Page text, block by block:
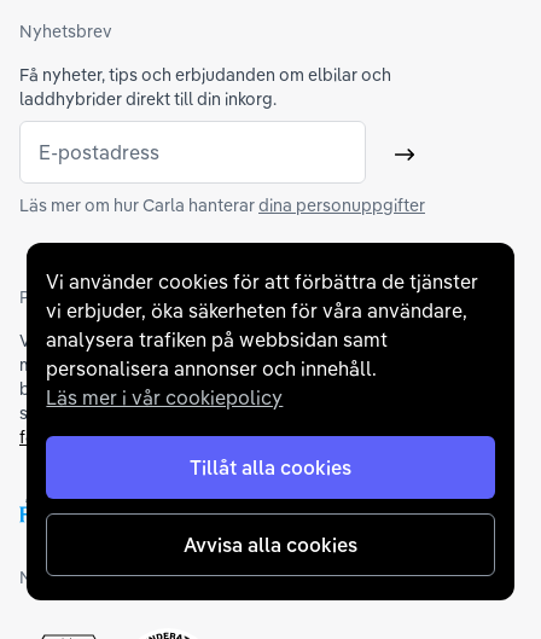
Vi använder cookies för att förbättra de tjänster
vi erbjuder, öka säkerheten för våra användare,
analysera trafiken på webbsidan samt
personalisera annonser och innehåll.
Läs mer i vår cookiepolicy
Tillåt alla cookies
Avvisa alla cookies
Nyhetsbrev
Få nyheter, tips och erbjudanden om elbilar och
laddhybrider direkt till din inkorg.
E-postadress Skicka
Läs mer om hur Carla hanterardina personuppgifter
Partners och betallösningar
Vi samarbetar medflertalet banker för att erbjuda dig bästa
möjliga finansieringslösning och stödjer en rad olika
betalningsmetoder. För att du ska känna dig trygg vid ditt köp
samarbetar vi med Folksam och AutoConcept gällande
försäkringar och garantier.
Medlemskap och utmärkelser